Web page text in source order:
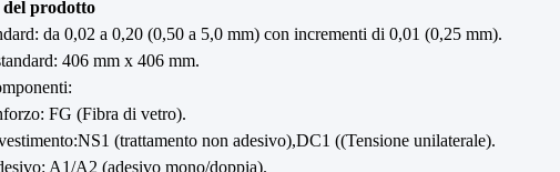
prodotto
da 0,02 a 0,20 (0,50 a 5,0 mm) con incrementi di 0,01 (0,25 mm).
406 mm x 406 mm.
FG (Fibra di vetro).
(trattamento non adesivo),DC1 ((Tensione unilaterale).
A1/A2 (adesivo mono/doppia).